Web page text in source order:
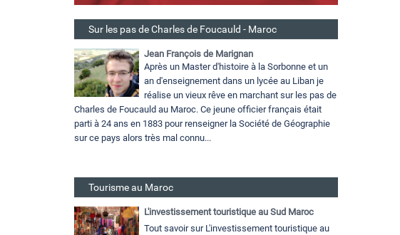
Sur les pas de Charles de Foucauld - Maroc
Jean François de Marignan
Après un Master d'histoire à la Sorbonne et un
an d'enseignement dans un lycée au Liban je
réalise un vieux rêve en marchant sur les pas de
Charles de Foucauld au Maroc. Ce jeune officier français était
parti à 24 ans en 1883 pour renseigner la Société de Géographie
sur ce pays alors très mal connu...
Tourisme au Maroc
L'investissement touristique au Sud Maroc
Tout savoir sur L'investissement touristique au